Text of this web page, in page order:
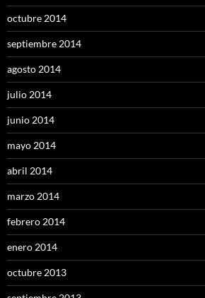
octubre 2014
septiembre 2014
agosto 2014
julio 2014
junio 2014
mayo 2014
abril 2014
marzo 2014
febrero 2014
enero 2014
octubre 2013